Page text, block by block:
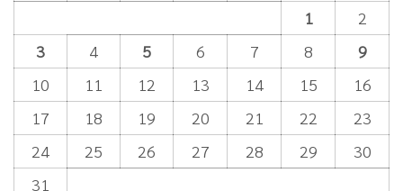
1
2
3
4 5 6 7 8
9
10
11 12 13 14 15
16
17
18 19 20 21 22
23
24
25 26 27 28 29
30
31